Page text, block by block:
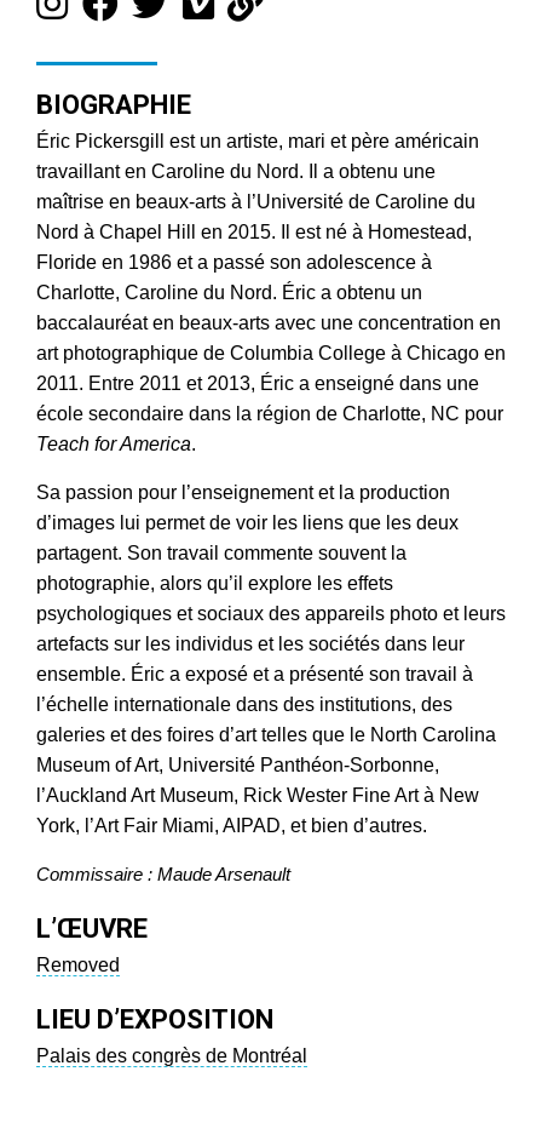
BIOGRAPHIE
Éric Pickersgill est un artiste, mari et père américain
travaillant en Caroline du Nord. Il a obtenu une
maîtrise en beaux-arts à l’Université de Caroline du
Nord à Chapel Hill en 2015. Il est né à Homestead,
Floride en 1986 et a passé son adolescence à
Charlotte, Caroline du Nord. Éric a obtenu un
baccalauréat en beaux-arts avec une concentration en
art photographique de Columbia College à Chicago en
2011. Entre 2011 et 2013, Éric a enseigné dans une
école secondaire dans la région de Charlotte, NC pour
Teach for America.
Sa passion pour l’enseignement et la production
d’images lui permet de voir les liens que les deux
partagent. Son travail commente souvent la
photographie, alors qu’il explore les effets
psychologiques et sociaux des appareils photo et leurs
artefacts sur les individus et les sociétés dans leur
ensemble. Éric a exposé et a présenté son travail à
l’échelle internationale dans des institutions, des
galeries et des foires d’art telles que le North Carolina
Museum of Art, Université Panthéon-Sorbonne,
l’Auckland Art Museum, Rick Wester Fine Art à New
York, l’Art Fair Miami, AIPAD, et bien d’autres.
Commissaire : Maude Arsenault
L’ŒUVRE
Removed
LIEU D’EXPOSITION
Palais des congrès de Montréal